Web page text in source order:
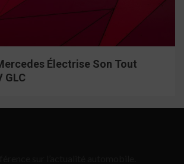
Électrise Son Tout
GLC